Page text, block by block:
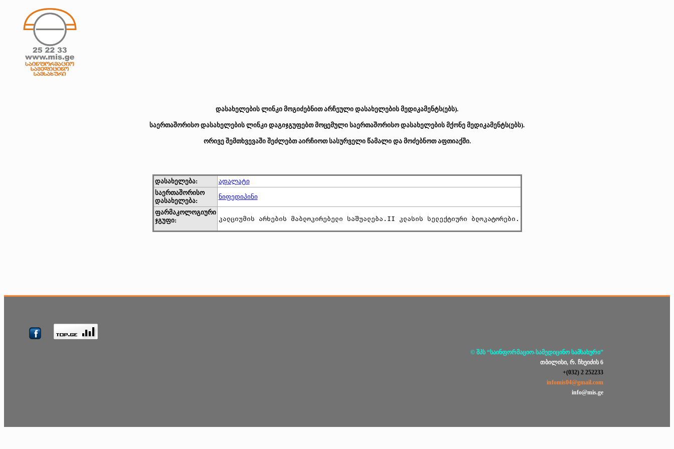
დასახელების ლინკი მოგიძებნით არჩეული დასახელების მედიკამენტს(ებს).
საერთაშორისო დასახელების ლინკი დაგიჯგუფებთ მოცემული საერთაშორისო დასახელების მქონე მედიკამენტს(ებს).
ორივე შემთხვევაში შეძლებთ აირჩიოთ სასურველი წამალი და მოძებნოთ აფთიაქში.
დასახელება:
ადალატი
საერთაშორისო
დასახელება:
ნიფედიპინი
ფარმაკოლოგიური
ჯგუფი:
კალციუმის არხების მაბლოკირებელი საშუალება.II კლასის სელექტიური ბლოკატორები.
© შპს “საინფორმაციო-სამედიცინო სამსახური”
თბილისი, რ. ჩხეიძის 6
+(032) 2 252233
infomis04@gmail.com
info@mis.ge